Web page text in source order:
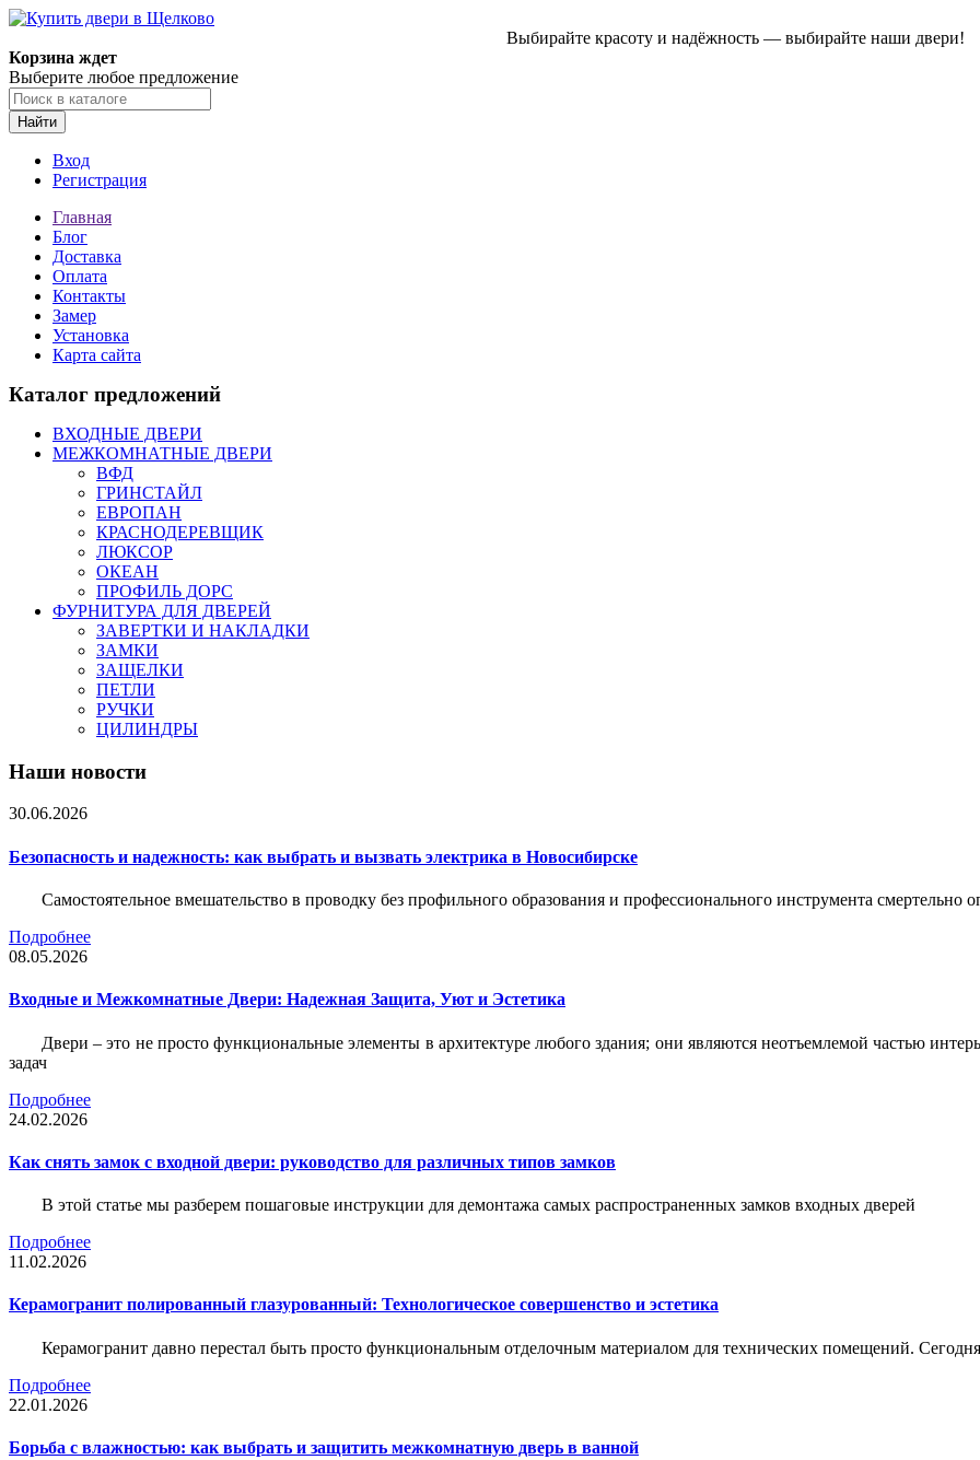
Выбирайте красоту и надёжность — выбирайте наши двери!
Корзина ждет
Выберите любое предложение
Найти
Вход
Регистрация
Главная
Блог
Доставка
Оплата
Контакты
Замер
Установка
Карта сайта
Каталог предложений
ВХОДНЫЕ ДВЕРИ
МЕЖКОМНАТНЫЕ ДВЕРИ
ВФД
ГРИНСТАЙЛ
ЕВРОПАН
КРАСНОДЕРЕВЩИК
ЛЮКСОР
ОКЕАН
ПРОФИЛЬ ДОРС
ФУРНИТУРА ДЛЯ ДВЕРЕЙ
ЗАВЕРТКИ И НАКЛАДКИ
ЗАМКИ
ЗАЩЕЛКИ
ПЕТЛИ
РУЧКИ
ЦИЛИНДРЫ
Наши новости
30.06.2026
Безопасность и надежность: как выбрать и вызвать электрика в Новосибирске
Самостоятельное вмешательство в проводку без профильного образования и профессионального инструмента смертельно
Подробнее
08.05.2026
Входные и Межкомнатные Двери: Надежная Защита, Уют и Эстетика
Двери – это не просто функциональные элементы в архитектуре любого здания; они являются неотъемлемой частью
задач
Подробнее
24.02.2026
Как снять замок с входной двери: руководство для различных типов замков
В этой статье мы разберем пошаговые инструкции для демонтажа самых распространенных замков входных дверей
Подробнее
11.02.2026
Керамогранит полированный глазурованный: Технологическое совершенство и эстетика
Керамогранит давно перестал быть просто функциональным отделочным материалом для технических помещений.
Подробнее
22.01.2026
Борьба с влажностью: как выбрать и защитить межкомнатную дверь в ванной